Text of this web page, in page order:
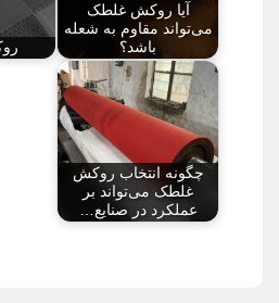
آیا روکش غلطک
می‌تواند مقاوم به شعله
باشد؟
چگونه انتخاب روکش
غلطک می‌تواند بر
عملکرد در صنایع…